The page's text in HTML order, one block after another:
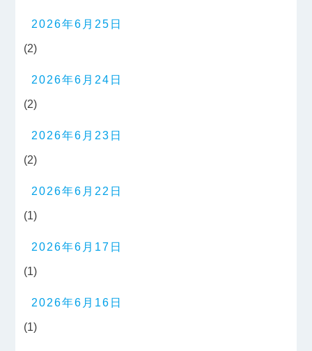
2026年6月25日
(2)
2026年6月24日
(2)
2026年6月23日
(2)
2026年6月22日
(1)
2026年6月17日
(1)
2026年6月16日
(1)